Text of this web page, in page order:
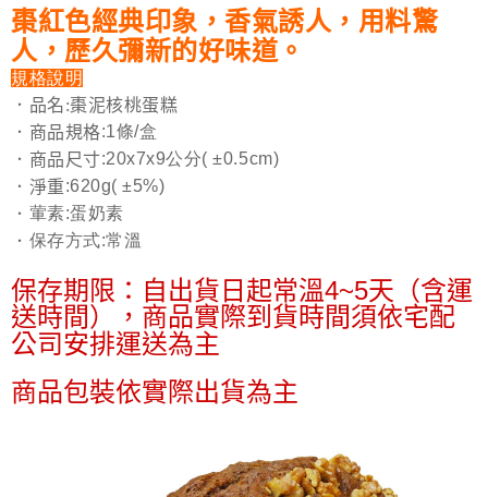
法說明評估內容。
【繳款方式說明】
1.分期款項不併入電信帳單，「大哥付你分期」於每月結算日後寄送繳費提
醒簡訊。
2.透過簡訊連結打開帳單後，可選擇「超商條碼／台灣大直營門市／銀行轉
帳／街口支付／iPASS MONEY」等通路繳費。
1.本服務係由「台灣大哥大股份有限公司」（以下簡稱本公司）所提供，讓
用戶於交易時，得透過本服務購買商品或服務，並由商店將買賣／分期付款
買賣價金債權讓與本公司後，依約使用本公司帳單繳交帳款。
2.基於同意付款使用「大哥付你分期」之契約關係目的，商店將以您的個人
資料（包含姓名、電話或地址）提供予台灣大哥大進項蒐集、處理及利用，
3.完整用戶服務條款，請詳閱以下連結：https://oppay.tw/userRule
３．安心：先確認商品／服務後，再付款。
【「AFTEE先享後付」結帳流程】
１．於結帳方式選擇「AFTEE先享後付」後，將跳轉至「AFTEE先享後付」
結帳頁面，進行簡訊認證並確認金額後，即可完成結帳。
２．訂單成立數日內，您將收到繳費通知簡訊。
３．收到繳費通知簡訊後14天內，點擊此簡訊中的連結，可透過四大超商／
ATM／網路銀行／等多元方式進行付款，方視為交易完成。
※ 請注意：結帳手續完成當下不需立刻繳費，但若您需要取消訂單，請聯絡
購買商品的店家。未經商家同意取消之訂單仍視為有效，需透過AFTEE先享
後付繳納相關費用。
※ 交易是否成功請以「AFTEE先享後付 」之結帳頁面顯示為準，若有關於
是否繳費成功／繳費後需取消欲退款等相關疑問，請聯繫「AFTEE先享後付
【注意事項】
１．透過由恩沛科技股份有限公司提供之「AFTEE先享後付」服務完成之交
易，需依本服務之必要範圍內提供個人資料，並將交易相關給付款項請求債
２．關於個人資料處理事宜，請瀏覽以下網址：
４．使用「AFTEE先享後付」時，將依據個別帳號之用戶狀況，依本公司即
宅配
每筆NT$100，滿NT$1,200(含以上)免運費
京站台北店客服中心(1F星巴克旁) 即日起不提供京站紙袋，取件時
請自備購物袋，若需購買紙袋可現場詢問
免運費
棗紅色經典印象，香氣誘人，用料驚
人，歷久彌新的好味道。
規格說明
．品名:棗泥核桃蛋糕
．商品規格:1條/盒
．商品尺寸:20x7x9公分( ±0.5cm)
．淨重:620g( ±5%)
． 葷素:蛋奶素
． 保存方式:常溫
保存期限：自出貨日起常溫4~5天（含運
送時間），商品實際到貨時間須依宅配
公司安排運送為主
商品包裝依實際出貨為主